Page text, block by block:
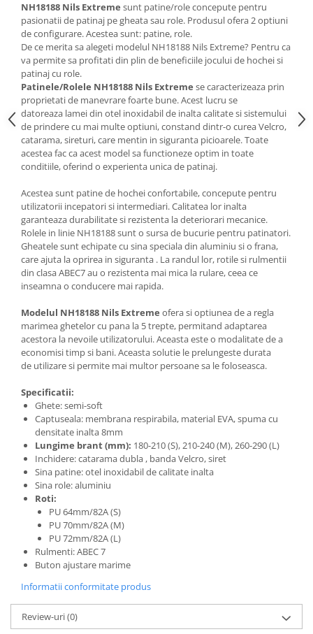
Bariere si protectie laterala pat
Bariere de protectie pat
Porti de siguranta
Carusele patut
Costum carnaval copii
Covoare copii
Dulap si cutii depozitare jucarii
Fotolii copii
Mobilier Birou
Sac de dormit copii
Sac de dormit 60 cm
Sac de dormit 70 cm
Sac de dormit 80 cm
Sac de dormit 100 cm
Sac de dormit 110 cm
Sac de dormit 120 cm
Sac de dormit 130 cm
Sac de dormit 140 cm
Sac de dormit 150 cm
Sac de dormit tineret
Saltele de infasat
Biciclete,Triciclete, Masinute,
Tractorase, Role
Triciclete copii si adulti
Biciclete copii si adulti
Biciclete copii cu roti 10 inch (2-4
ani)
Biciclete copii cu roti 14 inch (3-7
ani)
NH18188 Nils Extreme sunt patine/role concepute pentru
pasionatii de patinaj pe gheata sau role. Produsul ofera 2 optiuni
de configurare. Acestea sunt: ​​patine, role.
De ce merita sa alegeti modelul NH18188 Nils Extreme? Pentru ca
va permite sa profitati din plin de beneficiile jocului de hochei si
patinaj cu role.
Patinele/Rolele NH18188 Nils Extreme se caracterizeaza prin
proprietati de manevrare foarte bune. Acest lucru se
datoreaza lamei din otel inoxidabil de inalta calitate si sistemului
de prindere cu mai multe optiuni, constand dintr-o curea Velcro,
catarama, sireturi, care mentin in siguranta picioarele. Toate
acestea fac ca acest model sa functioneze optim in toate
conditiile, oferind o experienta unica de patinaj.
Acestea sunt patine de hochei confortabile, concepute pentru
utilizatorii incepatori si intermediari. Calitatea lor inalta
garanteaza durabilitate si rezistenta la deteriorari mecanice.
Rolele in linie NH18188 sunt o sursa de bucurie pentru patinatori.
Gheatele sunt echipate cu sina speciala din aluminiu si o frana,
care ajuta la oprirea in siguranta . La randul lor, rotile si rulmentii
din clasa ABEC7 au o rezistenta mai mica la rulare, ceea ce
inseamna o conducere mai rapida.
Modelul NH18188 Nils Extreme ofera si optiunea de a regla
marimea ghetelor cu pana la 5 trepte, permitand adaptarea
acestora la nevoile utilizatorului. Aceasta este o modalitate de a
economisi timp si bani. Aceasta solutie le prelungeste durata
de utilizare si permite mai multor persoane sa le foloseasca.
Specificatii:
Ghete: semi-soft
Captuseala: membrana respirabila, material EVA, spuma cu
densitate inalta 8mm
Lungime brant (mm): 180-210 (S),210-240 (M),260-290 (L)
Inchidere: catarama dubla , banda Velcro, siret
Sina patine: otel inoxidabil de calitate inalta
Sina role: aluminiu
Roti:
PU 64mm/82A (S)
PU 70mm/82A (M)
PU 72mm/82A (L)
Rulmenti: ABEC 7
Buton ajustare marime
Informatii conformitate produs
Review-uri(0)